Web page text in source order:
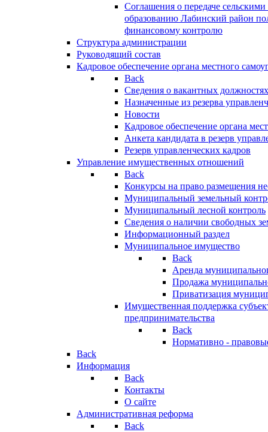
Соглашения о передаче
образованию Лабинский район
финансовому контролю
Структура администрации
Руководящий состав
Кадровое обеспечение органа местного
Back
Сведения о вакантных
Назначенные из резерва
Новости
Кадровое обеспечение органа
Анкета кандидата в резерв
Резерв управленческих кадров
Управление имущественных отношений
Back
Конкурсы на право размещения
Муниципальный земельный
Муниципальный лесной контроль
Сведения о наличии свободных
Информационный раздел
Муниципальное имущество
Back
Аренда
Продажа
Приватизация
Имущественная поддержка
предпринимательства
Back
Нормативно -
Back
Информация
Back
Контакты
О сайте
Административная реформа
Back